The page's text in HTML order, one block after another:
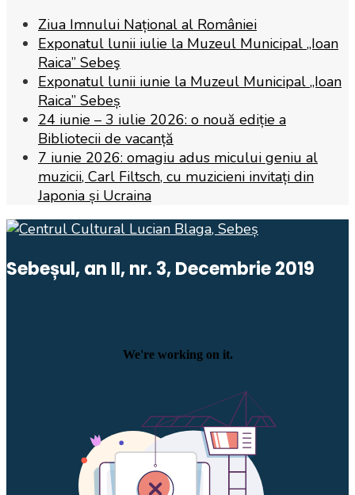
Ziua Imnului Național al României
Exponatul lunii iulie la Muzeul Municipal „Ioan
Raica” Sebeş
Exponatul lunii iunie la Muzeul Municipal „Ioan
Raica” Sebeș
24 iunie – 3 iulie 2026: o nouă ediție a
Bibliotecii de vacanță
7 iunie 2026: omagiu adus micului geniu al
muzicii, Carl Filtsch, cu muzicieni invitați din
Japonia și Ucraina
Sebeșul, an II, nr. 3, Decembrie 2019